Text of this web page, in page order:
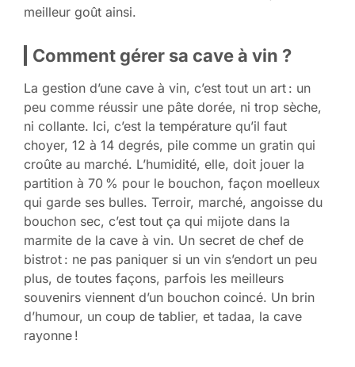
meilleur goût ainsi.
Comment gérer sa cave à vin ?
La gestion d’une cave à vin, c’est tout un art : un
peu comme réussir une pâte dorée, ni trop sèche,
ni collante. Ici, c’est la température qu’il faut
choyer, 12 à 14 degrés, pile comme un gratin qui
croûte au marché. L’humidité, elle, doit jouer la
partition à 70 % pour le bouchon, façon moelleux
qui garde ses bulles. Terroir, marché, angoisse du
bouchon sec, c’est tout ça qui mijote dans la
marmite de la cave à vin. Un secret de chef de
bistrot : ne pas paniquer si un vin s’endort un peu
plus, de toutes façons, parfois les meilleurs
souvenirs viennent d’un bouchon coincé. Un brin
d’humour, un coup de tablier, et tadaa, la cave
rayonne !